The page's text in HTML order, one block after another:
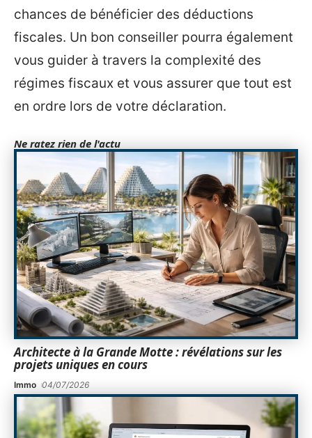
chances de bénéficier des déductions
fiscales. Un bon conseiller pourra également
vous guider à travers la complexité des
régimes fiscaux et vous assurer que tout est
en ordre lors de votre déclaration.
Ne ratez rien de l'actu
Architecte à la Grande Motte : révélations sur les
projets uniques en cours
Immo 04/07/2026